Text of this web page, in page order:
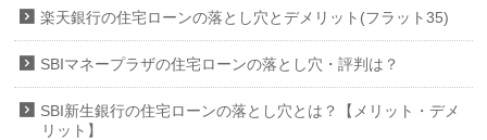
楽天銀行の住宅ローンの落とし穴とデメリット(フラット35)
SBIマネープラザの住宅ローンの落とし穴・評判は？
SBI新生銀行の住宅ローンの落とし穴とは？【メリット・デメ
リット】